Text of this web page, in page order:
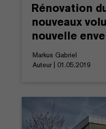
Rénovation
nouveaux
nouvelle
Markus Gabriel
Auteur | 01.05.2019